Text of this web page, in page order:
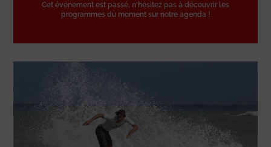
Cet événement est passé, n'hésitez pas à découvrir les
programmes du moment sur notre agenda !